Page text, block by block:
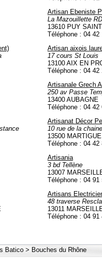
Artisan Ebeniste
La Mazouillette
13610 PUY
Téléphone : 04 42
Artisan aixois
17 cours St Louis
13100 AIX EN
Téléphone : 04 42
Artisanale Grech
250 av Passe
13400 AUBAGNE
Téléphone : 04 42
Artisanat Décor
10 rue de la chaine
13500
Téléphone : 04 42
Artisania
3 bd Tellène
13007
Téléphone : 04 91
Artisans
48 traverse
13011
Téléphone : 04 91
Batico > Bouches du Rhône